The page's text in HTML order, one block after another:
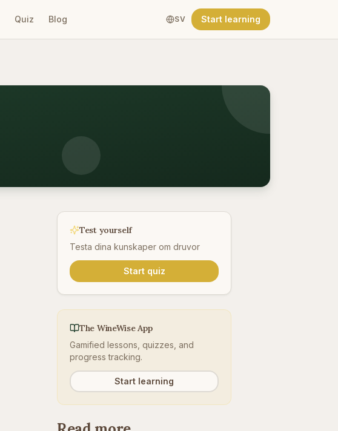
Quiz Blog SV Start learning
Test yourself
Testa dina kunskaper om druvor
Start quiz
The WineWise App
Gamified lessons, quizzes, and
progress tracking.
Start learning